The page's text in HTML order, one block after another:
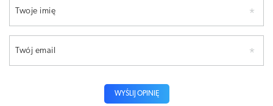
Twoje imię
Twój email
WYŚLIJ OPINIĘ